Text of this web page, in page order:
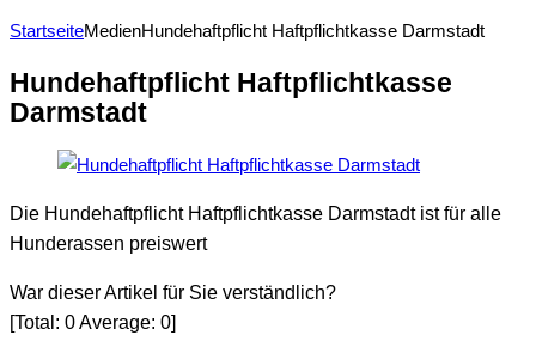
StartseiteMedienHundehaftpflicht Haftpflichtkasse Darmstadt
Hundehaftpflicht Haftpflichtkasse
Darmstadt
Die Hundehaftpflicht Haftpflichtkasse Darmstadt ist für alle
Hunderassen preiswert
War dieser Artikel für Sie verständlich?
[Total: 0Average: 0]